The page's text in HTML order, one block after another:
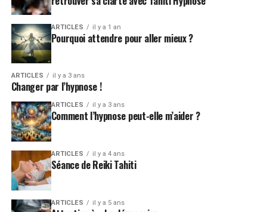
ARTICLES il y a 1 an
Pourquoi attendre pour aller mieux ?
ARTICLES il y a 3 ans
Changer par l’hypnose !
ARTICLES il y a 3 ans
Comment l’hypnose peut-elle m’aider ?
ARTICLES il y a 4 ans
Séance de Reiki Tahiti
ARTICLES il y a 5 ans